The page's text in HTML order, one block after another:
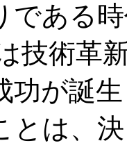
である
技術革
功が誕
とは、